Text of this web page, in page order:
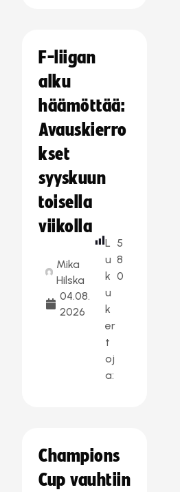
F-liigan
alku
häämöttää:
Avauskierro
kset
syyskuun
toisella
viikolla
Mika
Hilska
04.08.
2026
L
u
k
u
k
er
t
oj
a:
5
8
0
Champions
Cup vauhtiin